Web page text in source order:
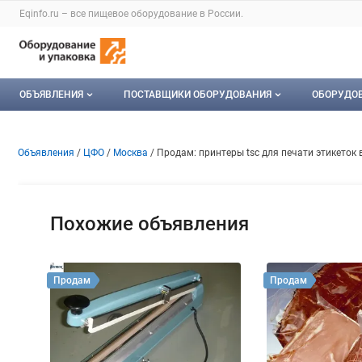
Раздел навигации по сайту eqinfo.ru
Eqinfo.ru – все пищевое оборудование в России.
Авторизация и меню пользователя
Навигация по разделам сайта eqinfo.ru
ОБЪЯВЛЕНИЯ ПОСТАВЩИКИ ОБОРУДОВАНИЯ
Платное размещение
Объявление: Продам:
Информация о объявлении
Навигация и управление
Объявления ЦФО Москва Продам: принтеры tsc для печати этикеток
Похожие объявления
Продам Продам